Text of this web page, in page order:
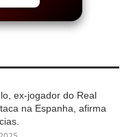
ex-jogador do Real
na Espanha, afirma